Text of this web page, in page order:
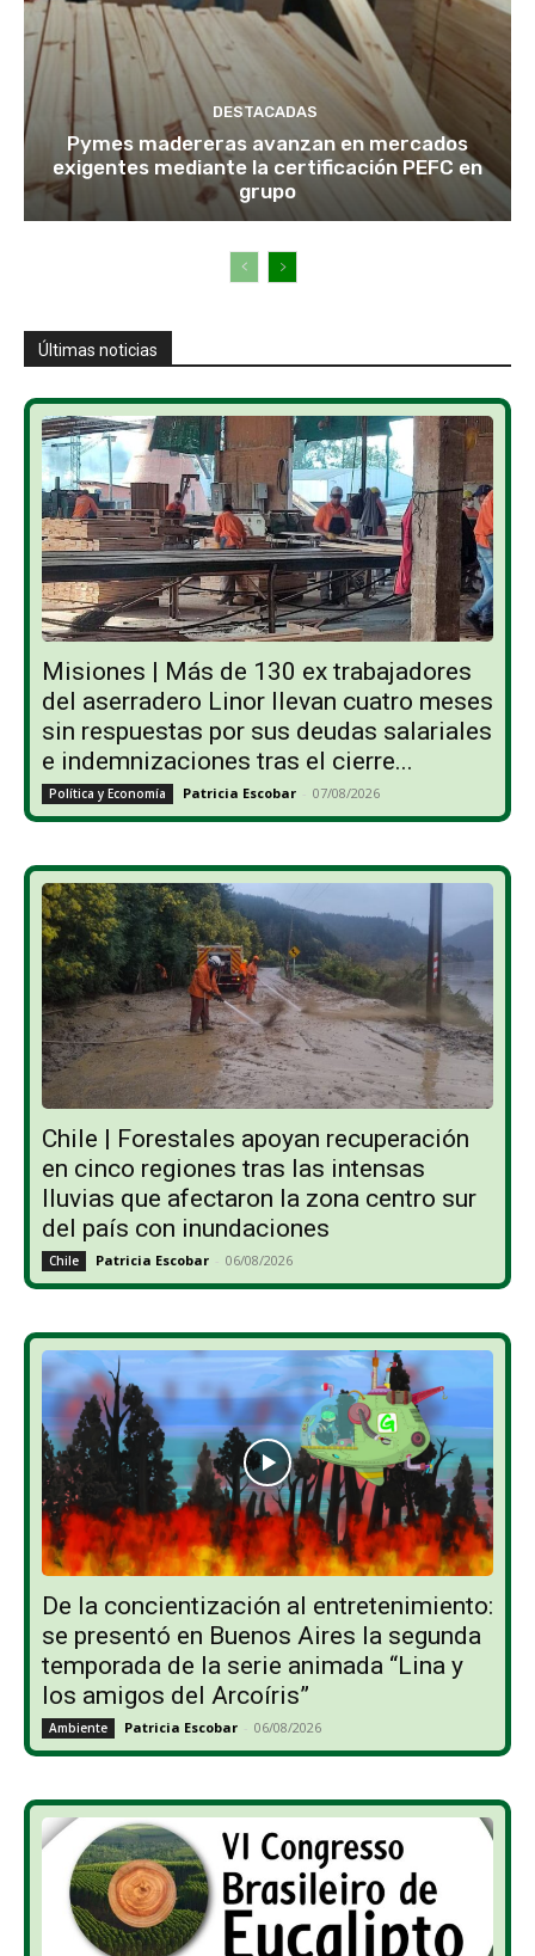
DESTACADAS
Pymes madereras avanzan en mercados
exigentes mediante la certificación PEFC en
grupo
Últimas noticias
Misiones | Más de 130 ex trabajadores
del aserradero Linor llevan cuatro meses
sin respuestas por sus deudas salariales
e indemnizaciones tras el cierre...
Política y Economía Patricia Escobar - 07/08/2026
Chile | Forestales apoyan recuperación
en cinco regiones tras las intensas
lluvias que afectaron la zona centro sur
del país con inundaciones
Chile Patricia Escobar - 06/08/2026
De la concientización al entretenimiento:
se presentó en Buenos Aires la segunda
temporada de la serie animada “Lina y
los amigos del Arcoíris”
Ambiente Patricia Escobar - 06/08/2026